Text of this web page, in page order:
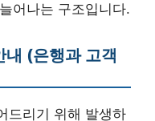
어나는 구조입니다.
내 (은행과 고객
드리기 위해 발생하